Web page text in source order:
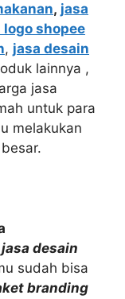
, jasa
shopee
, jasa desain
lainnya ,
jasa
untuk para
melakukan
desain
sudah bisa
branding